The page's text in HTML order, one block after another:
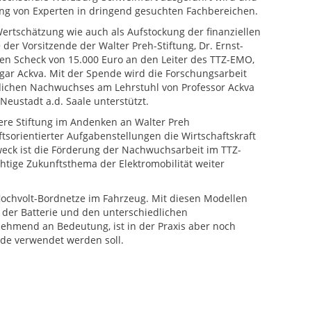
von Experten in dringend gesuchten Fachbereichen.
wie auch als Aufstockung der finanziellen
Vorsitzende der Walter Preh-Stiftung, Dr. Ernst-
Scheck von 15.000 Euro an den Leiter des TTZ-EMO,
Ackva. Mit der Spende wird die Forschungsarbeit
Nachwuchses am Lehrstuhl von Professor Ackva
a.d. Saale unterstützt.
Stiftung im Andenken an Walter Preh
Aufgabenstellungen die Wirtschaftskraft
ist die Förderung der Nachwuchsarbeit im TTZ-
Zukunftsthema der Elektromobilität weiter
Bordnetze im Fahrzeug. Mit diesen Modellen
Batterie und den unterschiedlichen
an Bedeutung, ist in der Praxis aber noch
verwendet werden soll.